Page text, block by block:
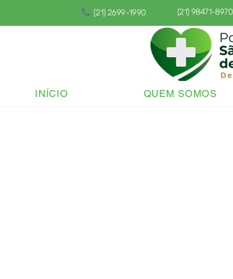
(21) 2699-1990 (21) 98471-8970
INÍCIO QUEM SOMOS